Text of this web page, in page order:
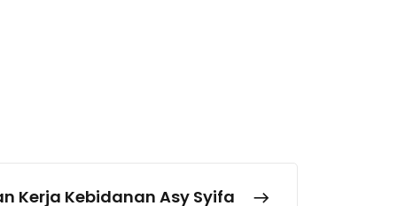
Kerja Kebidanan Asy Syifa